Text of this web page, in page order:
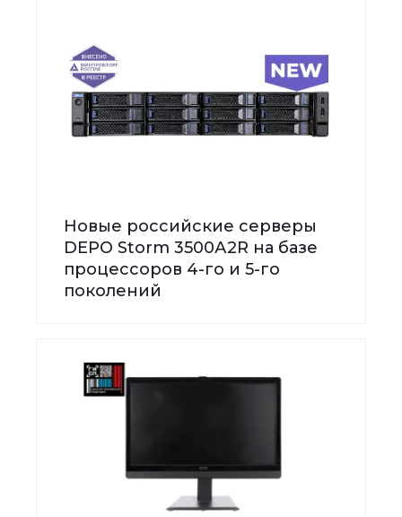
Новые российские серверы
DEPO Storm 3500А2R на базе
процессоров 4-го и 5-го
поколений